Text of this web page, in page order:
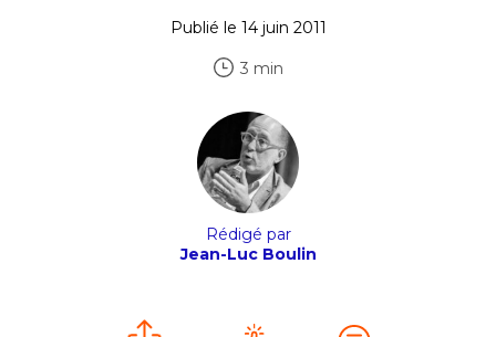
Publié le 14 juin 2011
3 min
Rédigé par
Jean-Luc Boulin